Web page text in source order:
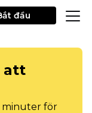
đầu
att
minuter för